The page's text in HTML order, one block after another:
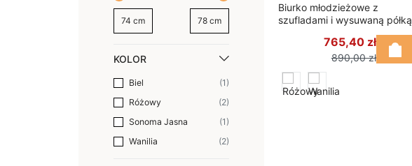
74 cm 78 cm
KOLOR
Biel
1
Różowy
2
Sonoma Jasna
1
Wanilia
2
Biurko młodzieżowe z
szufladami i wysuwaną półką
130×60 cm Różowy – Mila
765,40 zł
890,00 zł